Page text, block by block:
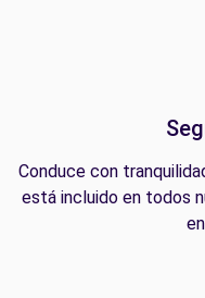
Conduce con
está incluido en todos